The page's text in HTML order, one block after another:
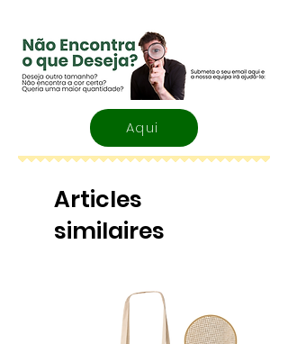
Aqui
Articles
similaires